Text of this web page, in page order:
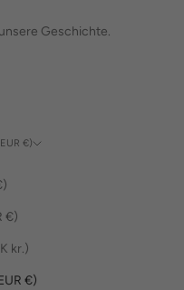
Geschichte.
Deutschland (EUR €)
€)
Bulgarien (EUR €)
Dänemark (DKK kr.)
Deutschland (EUR €)